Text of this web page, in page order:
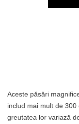
Aceste păsări
includ mai mult de 300
greutatea lor variază